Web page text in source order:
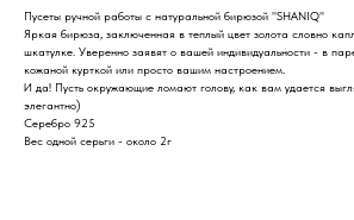
Пусеты ручной работы с натуральной бирюзой "SHANIQ"
Яркая бирюза, заключенная в теплый цвет золота словно
шкатулке. Уверенно заявят о вашей индивидуальности - в
кожаной курткой или просто вашим настроением.
И да! Пусть окружающие ломают голову, как вам удается
элегантно)
Серебро 925
Вес одной серьги - около 2г